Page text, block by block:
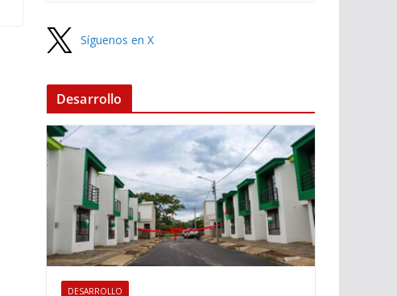
Síguenos en X
Desarrollo
DESARROLLO